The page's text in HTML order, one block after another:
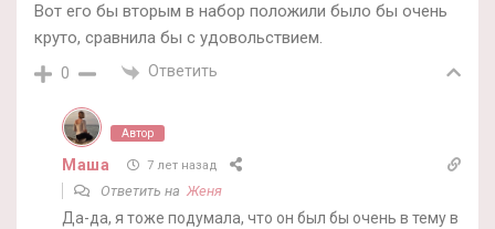
Вот его бы вторым в набор положили было бы очень
круто, сравнила бы с удовольствием.
0 Ответить
Автор
Маша 7 лет назад
Ответить на Женя
Да-да, я тоже подумала, что он был бы очень в тему в